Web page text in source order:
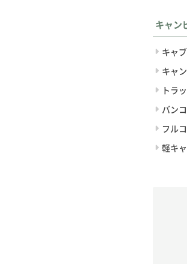
キャン
キャ
キャ
トラ
バン
フル
軽キ